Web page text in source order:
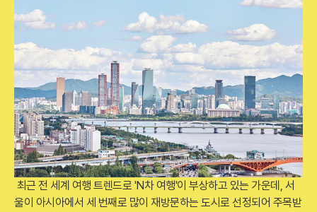
최근 전 세계 여행 트렌드로 'N차 여행'이 부상하고 있는 가운데, 서
울이 아시아에서 세 번째로 많이 재방문하는 도시로 선정되어 주목받